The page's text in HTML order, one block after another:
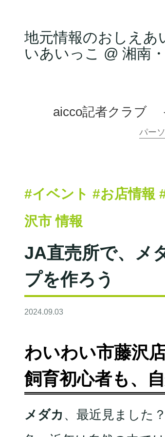
地元情報のおしえあ
いあいっこ @ 湘南
aicco記者クラブ
#イベント #お店情報
沢市 情報
JA直売所で、メ
プを作ろう
2024.09.03
わいわい市藤沢
飼育初心者も、
メダカ 、最近見ました